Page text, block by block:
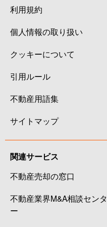
利用規約
個人情報の取り扱い
クッキーについて
引用ルール
不動産用語集
サイトマップ
関連サービス
不動産売却の窓口
不動産業界M&A相談センタ
ー